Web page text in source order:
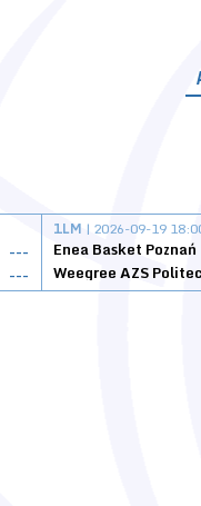
---
---
1LM | 2026-09-19
Enea Basket Poznań